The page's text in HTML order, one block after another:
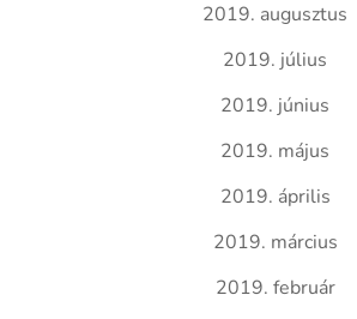
2019. augusztus
2019. július
2019. június
2019. május
2019. április
2019. március
2019. február